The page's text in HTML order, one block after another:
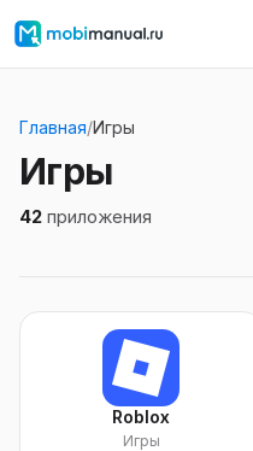
Главная/Игры
Игры
42 приложения
Roblox
Игры